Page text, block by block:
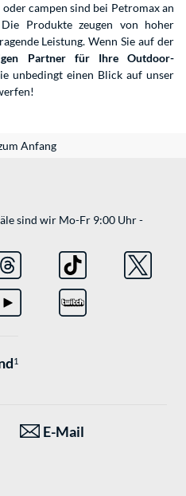
campen sind bei Petromax an
Produkte zeugen von hoher
Leistung. Wenn Sie auf der
Partner für Ihre Outdoor-
unbedingt einen Blick auf unser
Anfang
sind wir Mo-Fr 9:00 Uhr -
1
E-Mail